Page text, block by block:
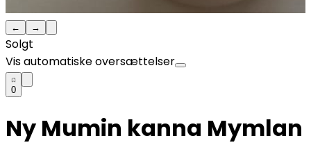
← →
Solgt
Vis automatiske oversættelser
0
Ny Mumin kanna Mymlan